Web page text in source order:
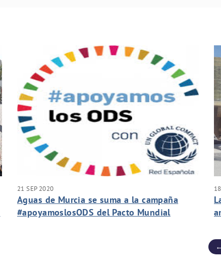
21 SEP 2020
Aguas de Murcia se suma a la campaña
#apoyamoslosODS del Pacto Mundial